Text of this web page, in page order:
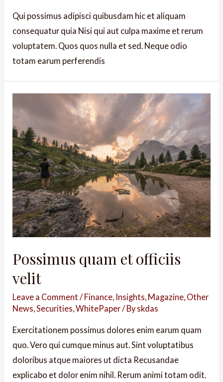
Qui possimus adipisci quibusdam hic et aliquam
consequatur quia Nisi qui aut culpa maxime et rerum
voluptatem. Quos quos nulla et sed. Neque odio
totam earum perferendis
Possimus quam et officiis
velit
Leave a Comment / Finance, Insights, Magazine, Other
News,Securities,WhitePaper/ By skdas
Exercitationem possimus dolores enim earum quam
quo. Vero qui cumque minus aut. Sint voluptatibus
doloribus atque maiores ut dicta Recusandae
explicabo et dolor enim nihil. Rerum animi totam odit.